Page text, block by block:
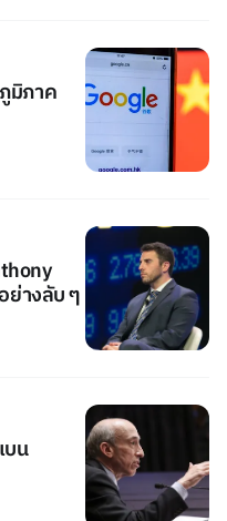
มิภาค
ย่างลับ ๆ
บน